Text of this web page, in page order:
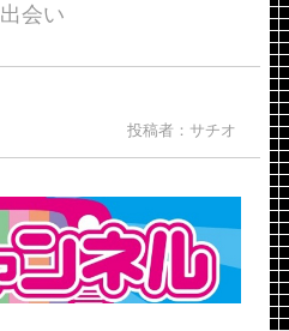
出会い
投稿者：サチオ